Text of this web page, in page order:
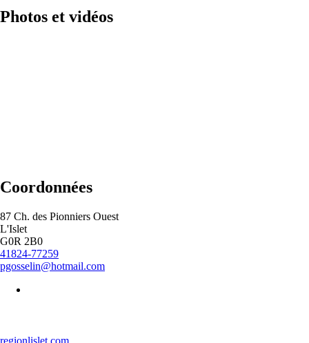
Photos et vidéos
Coordonnées
Adresse
87 Ch. des Pionniers Ouest
Municipalité
L'Islet
Code
postal
G0R 2B0
Téléphone
41824-77259
Courriel
pgosselin@hotmail.com
regionlislet.com